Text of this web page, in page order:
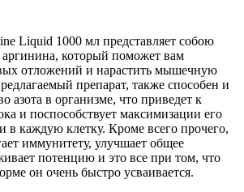
Liquid 1000 мл представляет собою
который поможет вам
отложений и нарастить мышечную
препарат, также способен и
азота в организме, что приведет к
и поспособствует максимизации его
в каждую клетку. Кроме всего прочего,
иммунитету, улучшает общее
потенцию и это все при том, что
он очень быстро усваивается.